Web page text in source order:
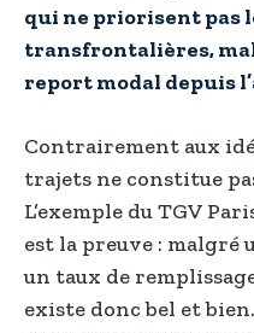
qui ne priorisent pas
transfrontalières,
report modal depuis
Contrairement aux
trajets ne constitue
L’exemple du TGV
est la preuve : malgré
un taux de
existe donc bel et